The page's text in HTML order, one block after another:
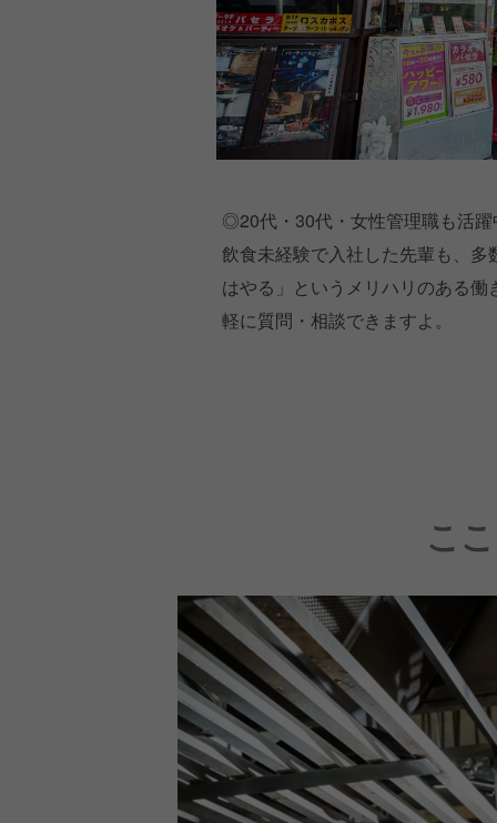
◎20代・30代・女性管理職も活躍
飲食未経験で入社した先輩も、
はやる」というメリハリのある
軽に質問・相談できますよ。
こ